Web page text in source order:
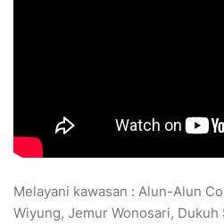
Melayani kawasan : Alun-Alun
Wiyung, Jemur Wonosari,